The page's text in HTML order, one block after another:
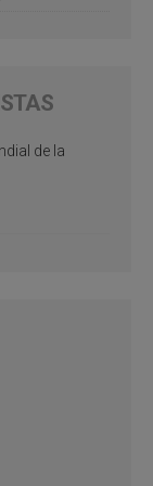
de la